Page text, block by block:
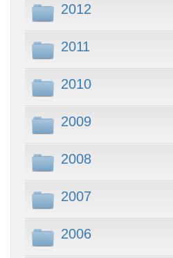
2012
2011
2010
2009
2008
2007
2006